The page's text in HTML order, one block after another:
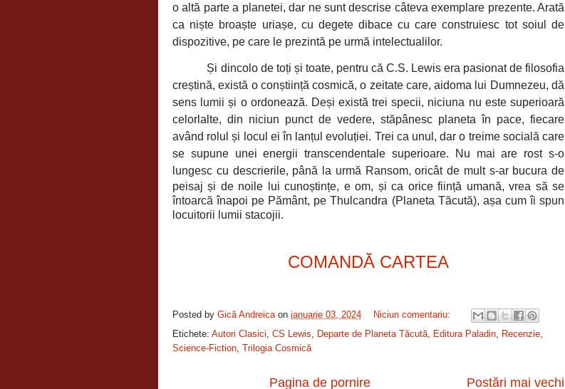
o altă parte a planetei, dar ne sunt descrise câteva exemplare prezente. Arată
ca niște broaște uriașe, cu degete dibace cu care construiesc tot soiul de
dispozitive, pe care le prezintă pe urmă intelectualilor.
Și dincolo de toți și toate, pentru că C.S. Lewis era pasionat de filosofia
creștină, există o conștiință cosmică, o zeitate care, aidoma lui Dumnezeu, dă
sens lumii și o ordonează. Deși există trei specii, niciuna nu este superioară
celorlalte, din niciun punct de vedere, stăpânesc planeta în pace, fiecare
având rolul și locul ei în lanțul evoluției. Trei ca unul, dar o treime socială care
se supune unei energii transcendentale superioare. Nu mai are rost s-o
lungesc cu descrierile, până la urmă Ransom, oricât de mult s-ar bucura de
peisaj și de noile lui cunoștințe, e om, și ca orice ființă umană, vrea să se
întoarcă înapoi pe Pământ, pe Thulcandra (Planeta Tăcută), așa cum îi spun
locuitorii lumii stacojii.
COMANDĂ CARTEA
Posted by Gică Andreica on ianuarie 03, 2024
Niciun comentariu:
Etichete: Autori Clasici, CS Lewis, Departe de Planeta Tăcută, Editura Paladin, Recenzie,
Science-Fiction, Trilogia Cosmică
Postări mai vechi
Pagina de pornire